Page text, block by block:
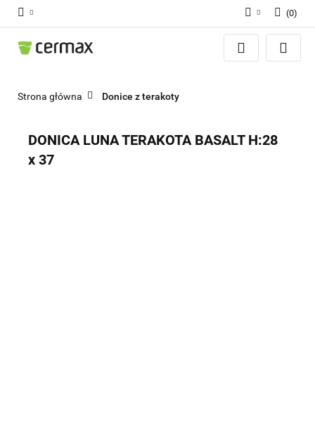
Zaloguj się
(0)
Strona główna Donice z terakoty
DONICA LUNA TERAKOTA BASALT H:28
x 37